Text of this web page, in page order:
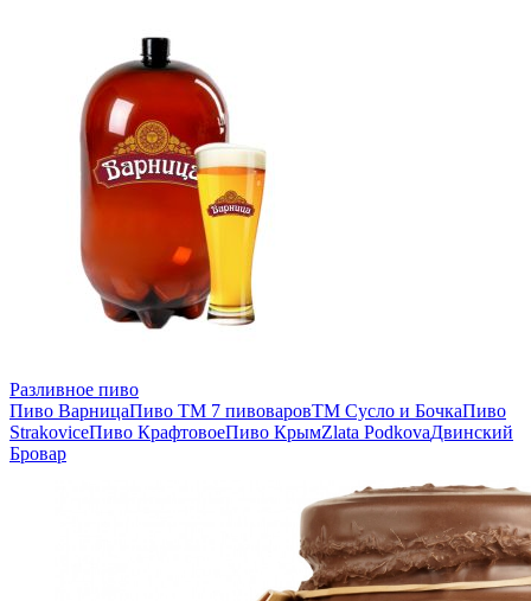
Разливное пиво
Пиво ВарницаПиво ТМ 7 пивоваровТМ Сусло и БочкаПиво
StrakoviceПиво КрафтовоеПиво КрымZlata PodkovaДвинский
Бровар